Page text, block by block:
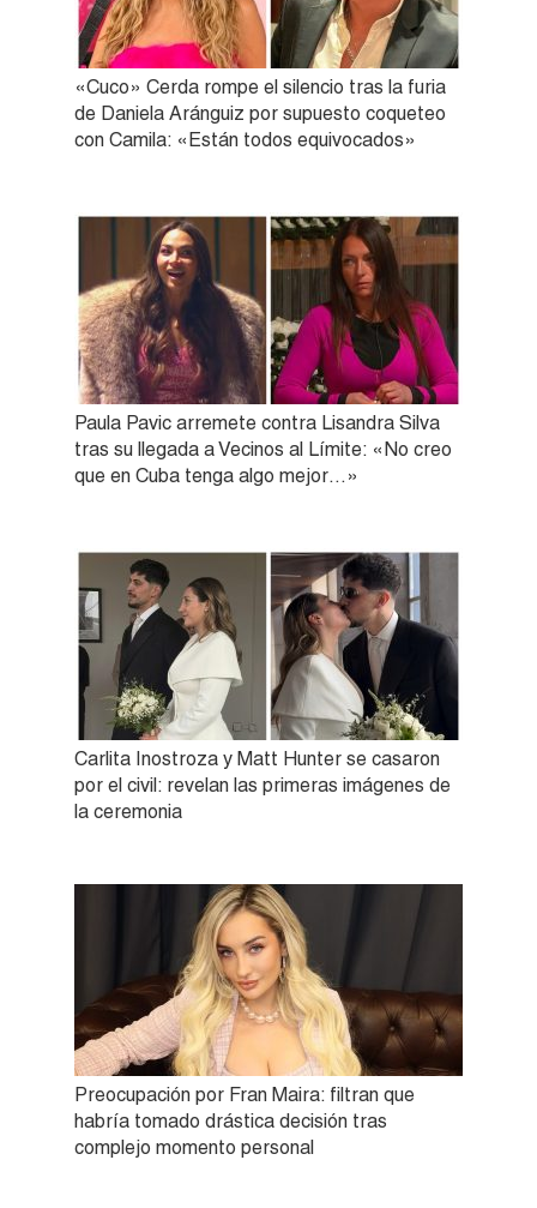
«Cuco» Cerda rompe el silencio tras la furia
de Daniela Aránguiz por supuesto coqueteo
con Camila: «Están todos equivocados»
Paula Pavic arremete contra Lisandra Silva
tras su llegada a Vecinos al Límite: «No creo
que en Cuba tenga algo mejor…»
Carlita Inostroza y Matt Hunter se casaron
por el civil: revelan las primeras imágenes de
la ceremonia
Preocupación por Fran Maira: filtran que
habría tomado drástica decisión tras
complejo momento personal